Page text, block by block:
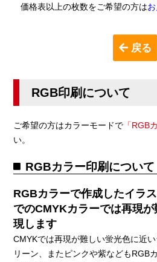
価格表以上の枚数をご希望の方は
戻る
RGB印刷について
ご希望の方はカラーモードで 「RGB
い。
RGBカラー印刷について
RGBカラーで作成したイラ
でのCMYKカラーでは再現
現します
CMYKでは再現が難しい蛍光色に近
リーン、またピンクや紫などもRGB